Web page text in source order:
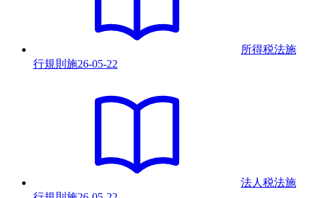
所得税法施
行規則 施26-05-22
法人税法施